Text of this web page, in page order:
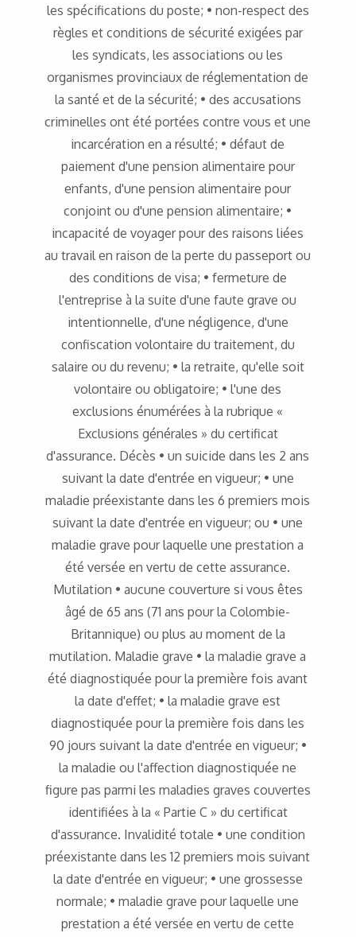
les spécifications du poste; • non-respect des
règles et conditions de sécurité exigées par
les syndicats, les associations ou les
organismes provinciaux de réglementation de
la santé et de la sécurité; • des accusations
criminelles ont été portées contre vous et une
incarcération en a résulté; • défaut de
paiement d'une pension alimentaire pour
enfants, d'une pension alimentaire pour
conjoint ou d'une pension alimentaire; •
incapacité de voyager pour des raisons liées
au travail en raison de la perte du passeport ou
des conditions de visa; • fermeture de
l'entreprise à la suite d'une faute grave ou
intentionnelle, d'une négligence, d'une
confiscation volontaire du traitement, du
salaire ou du revenu; • la retraite, qu'elle soit
volontaire ou obligatoire; • l'une des
exclusions énumérées à la rubrique «
Exclusions générales » du certificat
d'assurance. Décès • un suicide dans les 2 ans
suivant la date d'entrée en vigueur; • une
maladie préexistante dans les 6 premiers mois
suivant la date d'entrée en vigueur; ou • une
maladie grave pour laquelle une prestation a
été versée en vertu de cette assurance.
Mutilation • aucune couverture si vous êtes
âgé de 65 ans (71 ans pour la Colombie-
Britannique) ou plus au moment de la
mutilation. Maladie grave • la maladie grave a
été diagnostiquée pour la première fois avant
la date d'effet; • la maladie grave est
diagnostiquée pour la première fois dans les
90 jours suivant la date d'entrée en vigueur; •
la maladie ou l'affection diagnostiquée ne
figure pas parmi les maladies graves couvertes
identifiées à la « Partie C » du certificat
d'assurance. Invalidité totale • une condition
préexistante dans les 12 premiers mois suivant
la date d'entrée en vigueur; • une grossesse
normale; • maladie grave pour laquelle une
prestation a été versée en vertu de cette